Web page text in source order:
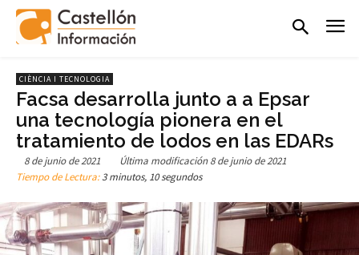
CIÈNCIA I TECNOLOGIA
Facsa desarrolla junto a a Epsar
una tecnología pionera en el
tratamiento de lodos en las EDARs
8 de junio de 2021 Última modificación 8 de junio de 2021
Tiempo de Lectura:3 minutos, 10 segundos